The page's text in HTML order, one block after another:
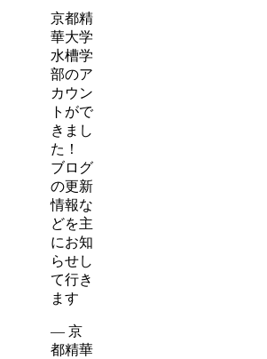
京都精
華大学
水槽学
部のア
カウン
トがで
きまし
た！
ブログ
の更新
情報な
どを主
にお知
らせし
て行き
ます
— 京
都精華